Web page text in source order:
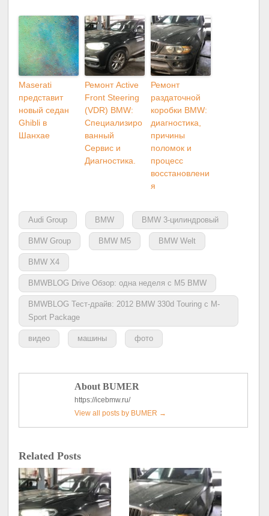
Maserati
представит
новый седан
Ghibli в
Шанхае
Ремонт Active
Front Steering
(VDR) BMW:
Специализиро
ванный
Сервис и
Диагностика.
Ремонт
раздаточной
коробки BMW:
диагностика,
причины
поломок и
процесс
восстановлени
я
Audi Group BMW BMW 3-цилиндровый
BMW Group BMW M5 BMW Welt
BMW X4
BMWBLOG Drive Обзор: одна неделя с M5 BMW
BMWBLOG Тест-драйв: 2012 BMW 330d Touring с M-
Sport Package
видео машины фото
About BUMER
https://icebmw.ru/
View all posts by BUMER →
Related Posts